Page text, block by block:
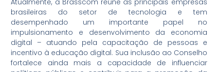
Atualmente, a Brasscom reúne as principais empresas
brasileiras do setor de tecnologia e tem
desempenhado um importante papel no
impulsionamento e desenvolvimento da economia
digital – atuando pela capacitação de pessoas e
incentivo à educação digital. Sua inclusão ao Conselho
fortalece ainda mais a capacidade de influenciar